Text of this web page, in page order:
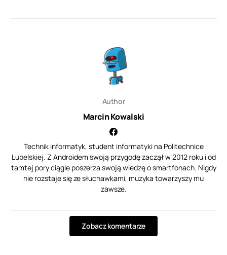
Author
Marcin Kowalski
Technik informatyk, student informatyki na Politechnice
Lubelskiej. Z Androidem swoją przygodę zaczął w 2012 roku i od
tamtej pory ciągle poszerza swoją wiedzę o smartfonach. Nigdy
nie rozstaje się ze słuchawkami, muzyka towarzyszy mu
zawsze.
Zobacz komentarze